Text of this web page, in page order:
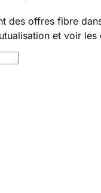
des offres fibre
et voir